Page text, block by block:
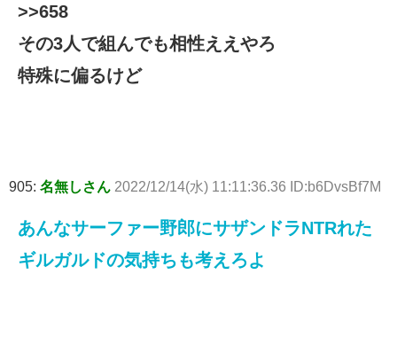
>>658
その3人で組んでも相性ええやろ
特殊に偏るけど
905: 名無しさん 2022/12/14(水) 11:11:36.36 ID:b6DvsBf7M
あんなサーファー野郎にサザンドラNTRれた
ギルガルドの気持ちも考えろよ